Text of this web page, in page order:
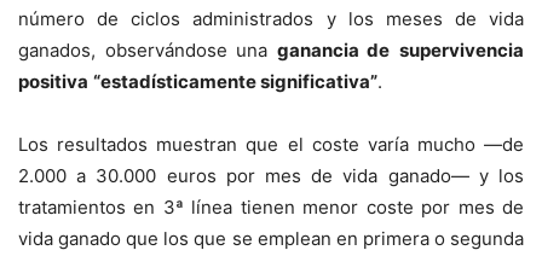
número de ciclos administrados y los meses de vida
ganados, observándose una ganancia de supervivencia
positiva “estadísticamente significativa”.
Los resultados muestran que el coste varía mucho —de
2.000 a 30.000 euros por mes de vida ganado— y los
tratamientos en 3ª línea tienen menor coste por mes de
vida ganado que los que se emplean en primera o segunda